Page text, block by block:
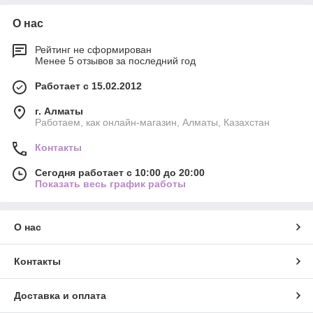
О нас
Рейтинг не сформирован
Менее 5 отзывов за последний год
Работает с 15.02.2012
г. Алматы
Работаем, как онлайн-магазин, Алматы, Казахстан
Контакты
Сегодня работает с 10:00 до 20:00
Показать весь график работы
О нас
Контакты
Доставка и оплата